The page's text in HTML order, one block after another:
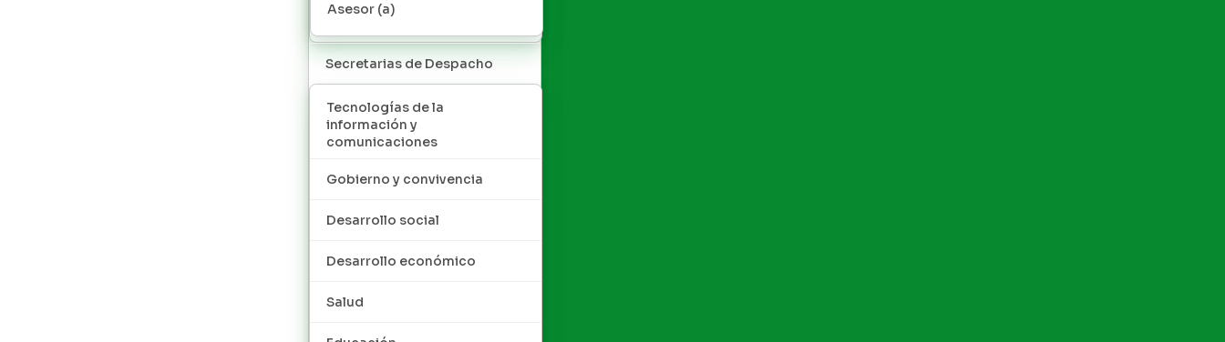
Asesor (a)
Secretarias de Despacho
Tecnologías de la
información y
comunicaciones
Gobierno y convivencia
Desarrollo social
Desarrollo económico
Salud